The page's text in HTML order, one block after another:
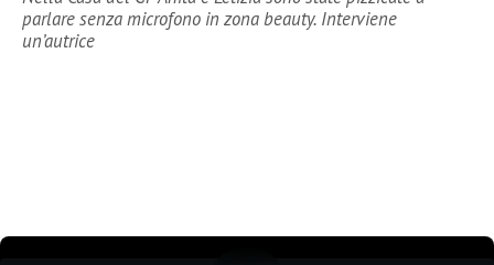
parlare senza microfono in zona beauty. Interviene
un’autrice